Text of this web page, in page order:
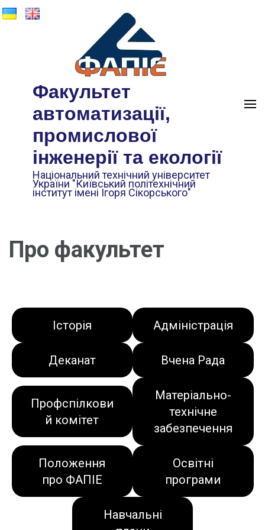
Факультет
автоматизації,
промислової
інженерії та екології
Національний технічний університет
України "Київський політехнічний
інститут імені Ігоря Сікорського"
Про факультет
Історія Адміністрація
Деканат Вчена Рада
Профспілкови
й комітет
Матеріально-
технічне
забезпечення
Положення
про ФАПІЕ
Освітні
програми
Навчальні